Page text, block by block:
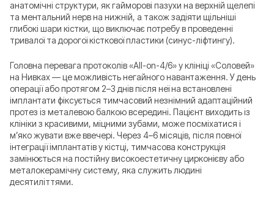
анатомічні структури, як гайморові пазухи на верхній щелепі
та ментальний нерв на нижній, а також задіяти щільніші
глибокі шари кістки, що виключає потребу в проведенні
тривалої та дорогої кісткової пластики (синус-ліфтингу).
Головна перевага протоколів «All-on-4/6» у клініці «Соловей»
на Нивках — це можливість негайного навантаження. У день
операції або протягом 2–3 днів після неї на встановлені
імплантати фіксується тимчасовий незнімний адаптаційний
протез із металевою балкою всередині. Пацієнт виходить із
клініки з красивими, міцними зубами, може посміхатися і
м’яко жувати вже ввечері. Через 4–6 місяців, після повної
інтеграції імплантатів у кістці, тимчасова конструкція
замінюється на постійну високоестетичну цирконієву або
металокерамічну систему, яка служить людині
десятиліттями.